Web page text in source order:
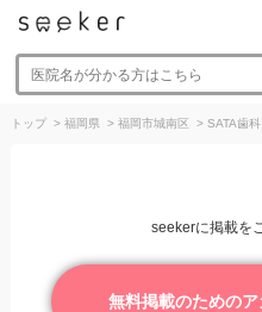
トップ > 福岡県 > 福岡市城南区 > SATA歯
seekerに掲載を
無料掲載のための